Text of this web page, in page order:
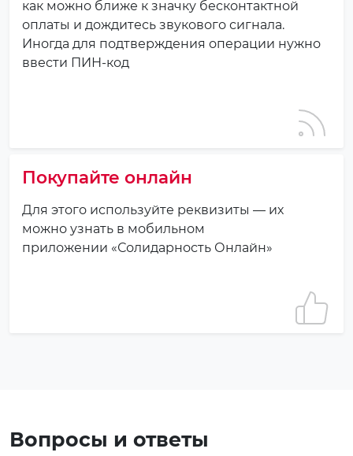
как можно ближе к значку бесконтактной
оплаты и дождитесь звукового сигнала.
Иногда для подтверждения операции нужно
ввести ПИН-код
Покупайте онлайн
Для этого используйте реквизиты — их
можно узнать в мобильном
приложении «Солидарность Онлайн»
Вопросы и ответы